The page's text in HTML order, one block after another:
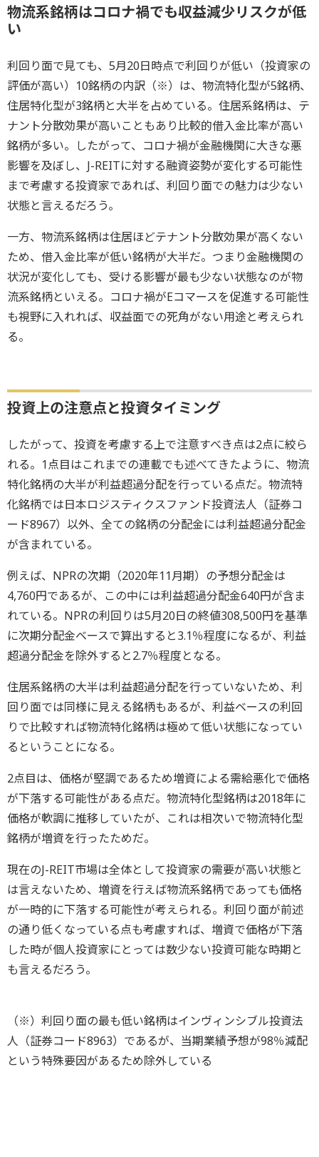
物流系銘柄はコロナ禍でも収益減少リスクが低
い
利回り面で見ても、5月20日時点で利回りが低い（投資家の
評価が高い）10銘柄の内訳（※）は、物流特化型が5銘柄、
住居特化型が3銘柄と大半を占めている。住居系銘柄は、テ
ナント分散効果が高いこともあり比較的借入金比率が高い
銘柄が多い。したがって、コロナ禍が金融機関に大きな悪
影響を及ぼし、J-REITに対する融資姿勢が変化する可能性
まで考慮する投資家であれば、利回り面での魅力は少ない
状態と言えるだろう。
一方、物流系銘柄は住居ほどテナント分散効果が高くない
ため、借入金比率が低い銘柄が大半だ。つまり金融機関の
状況が変化しても、受ける影響が最も少ない状態なのが物
流系銘柄といえる。コロナ禍がEコマースを促進する可能性
も視野に入れれば、収益面での死角がない用途と考えられ
る。
投資上の注意点と投資タイミング
したがって、投資を考慮する上で注意すべき点は2点に絞ら
れる。1点目はこれまでの連載でも述べてきたように、物流
特化銘柄の大半が利益超過分配を行っている点だ。物流特
化銘柄では日本ロジスティクスファンド投資法人（証券コ
ード8967）以外、全ての銘柄の分配金には利益超過分配金
が含まれている。
例えば、NPRの次期（2020年11月期）の予想分配金は
4,760円であるが、この中には利益超過分配金640円が含ま
れている。NPRの利回りは5月20日の終値308,500円を基準
に次期分配金ベースで算出すると3.1％程度になるが、利益
超過分配金を除外すると2.7％程度となる。
住居系銘柄の大半は利益超過分配を行っていないため、利
回り面では同様に見える銘柄もあるが、利益ベースの利回
りで比較すれば物流特化銘柄は極めて低い状態になってい
るということになる。
2点目は、価格が堅調であるため増資による需給悪化で価格
が下落する可能性がある点だ。物流特化型銘柄は2018年に
価格が軟調に推移していたが、これは相次いで物流特化型
銘柄が増資を行ったためだ。
現在のJ-REIT市場は全体として投資家の需要が高い状態と
は言えないため、増資を行えば物流系銘柄であっても価格
が一時的に下落する可能性が考えられる。利回り面が前述
の通り低くなっている点も考慮すれば、増資で価格が下落
した時が個人投資家にとっては数少ない投資可能な時期と
も言えるだろう。
（※）利回り面の最も低い銘柄はインヴィンシブル投資法
人（証券コード8963）であるが、当期業績予想が98％減配
という特殊要因があるため除外している